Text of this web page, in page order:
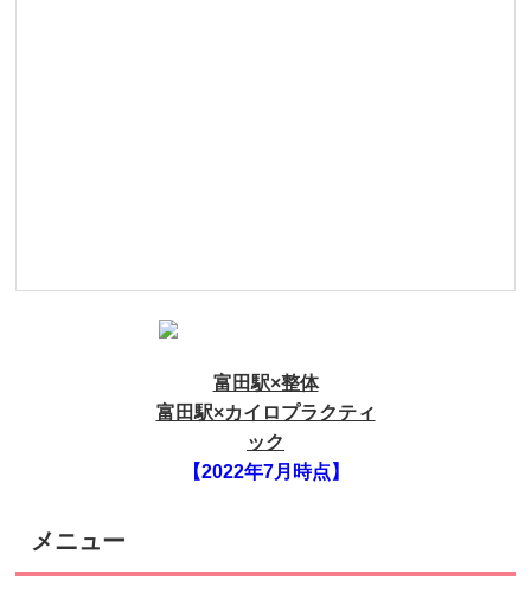
富田駅×整体
富田駅×カイロプラクティ
ック
【2022年7月時点】
メニュー